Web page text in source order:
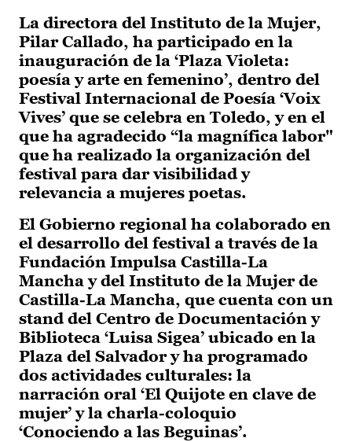
La directora del Instituto de la Mujer,
Pilar Callado, ha participado en la
inauguración de la ‘Plaza Violeta:
poesía y arte en femenino’, dentro del
Festival Internacional de Poesía ‘Voix
Vives’ que se celebra en Toledo, y en el
que ha agradecido “la magnífica labor"
que ha realizado la organización del
festival para dar visibilidad y
relevancia a mujeres poetas.
El Gobierno regional ha colaborado en
el desarrollo del festival a través de la
Fundación Impulsa Castilla-La
Mancha y del Instituto de la Mujer de
Castilla-La Mancha, que cuenta con un
stand del Centro de Documentación y
Biblioteca ‘Luisa Sigea’ ubicado en la
Plaza del Salvador y ha programado
dos actividades culturales: la
narración oral ‘El Quijote en clave de
mujer’ y la charla-coloquio
‘Conociendo a las Beguinas’.